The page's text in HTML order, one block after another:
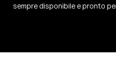
sempre disponibile e pronto